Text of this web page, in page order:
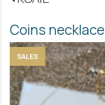
Coins necklace
SALES